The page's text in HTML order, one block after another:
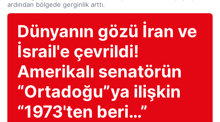
ardından bölgede gerginlik arttı.
Dünyanın gözü İran ve
İsrail'e çevrildi!
Amerikalı senatörün
“Ortadoğu”ya ilişkin
“1973'ten beri…”